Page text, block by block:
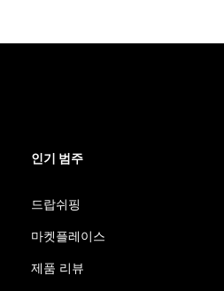
인기 범주
드랍쉬핑
마켓플레이스
제품 리뷰